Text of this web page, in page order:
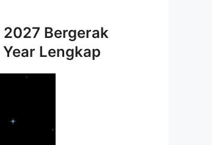
2027 Bergerak
Lengkap